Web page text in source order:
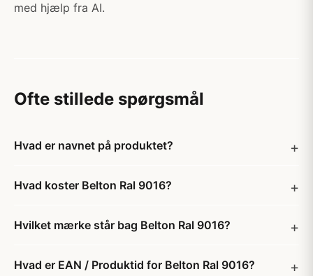
med hjælp fra AI.
Ofte stillede spørgsmål
Hvad er navnet på produktet?
Hvad koster Belton Ral 9016?
Hvilket mærke står bag Belton Ral 9016?
Hvad er EAN / Produktid for Belton Ral 9016?